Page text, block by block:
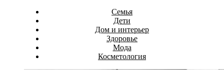
Семья
Дети
Дом и интерьер
Здоровье
Мода
Косметология